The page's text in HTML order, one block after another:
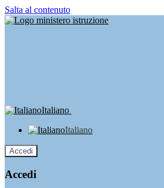
Salta al contenuto
Italiano
Italiano
Accedi
Accedi